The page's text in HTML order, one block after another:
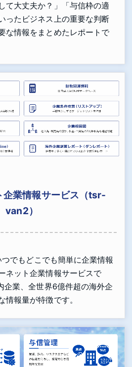
て大丈夫か？」「与信枠の適
ったビジネス上の重要な判断
な情報をまとめたレポートで
企業情報サービス（tsr-
van2）
でもどこでも簡単に企業情報
ネット企業情報サービスで
企業、全世界6億件超の海外企
情報量が特徴です。